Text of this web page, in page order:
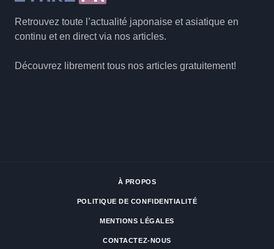
Retrouvez toute l’actualité japonaise et asiatique en
continu et en direct via nos articles.
Découvrez librement tous nos articles gratuitement!
À PROPOS
POLITIQUE DE CONFIDENTIALITÉ
MENTIONS LÉGALES
CONTACTEZ-NOUS